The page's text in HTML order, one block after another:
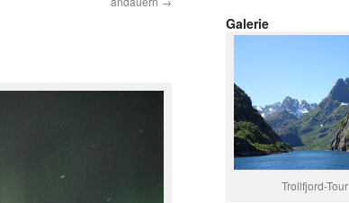
Galerie
Trollfjord-Tour